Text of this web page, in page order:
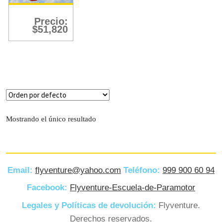
Precio:
$51,820
Mostrando el único resultado
Email: flyventure@yahoo.com Teléfono: 999 900 60 94
Facebook: Flyventure-Escuela-de-Paramotor
Legales y Políticas de devolución: Flyventure.
Derechos reservados.